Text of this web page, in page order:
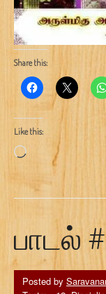
Share this:
Like this:
Loading…
பாடல்
Posted by